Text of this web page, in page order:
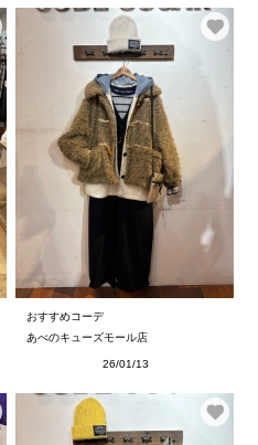
おすすめコーデ
あべのキューズモール店
26/01/13